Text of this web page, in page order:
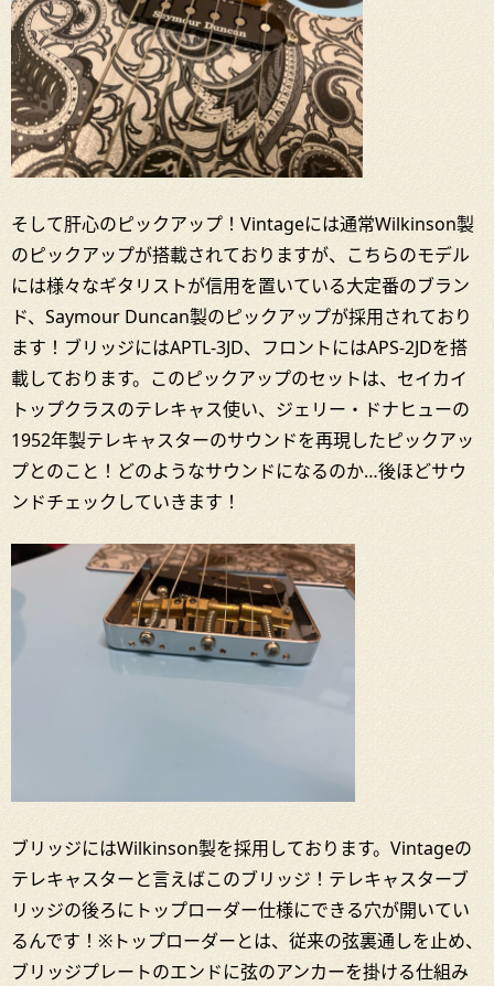
そして肝心のピックアップ！Vintageには通常Wilkinson製
のピックアップが搭載されておりますが、こちらのモデル
には様々なギタリストが信用を置いている大定番のブラン
ド、Saymour Duncan製のピックアップが採用されており
ます！ブリッジにはAPTL-3JD、フロントにはAPS-2JDを搭
載しております。このピックアップのセットは、セイカイ
トップクラスのテレキャス使い、ジェリー・ドナヒューの
1952年製テレキャスターのサウンドを再現したピックアッ
プとのこと！どのようなサウンドになるのか…後ほどサウ
ンドチェックしていきます！
ブリッジにはWilkinson製を採用しております。Vintageの
テレキャスターと言えばこのブリッジ！テレキャスターブ
リッジの後ろにトップローダー仕様にできる穴が開いてい
るんです！※トップローダーとは、従来の弦裏通しを止め、
ブリッジプレートのエンドに弦のアンカーを掛ける仕組み